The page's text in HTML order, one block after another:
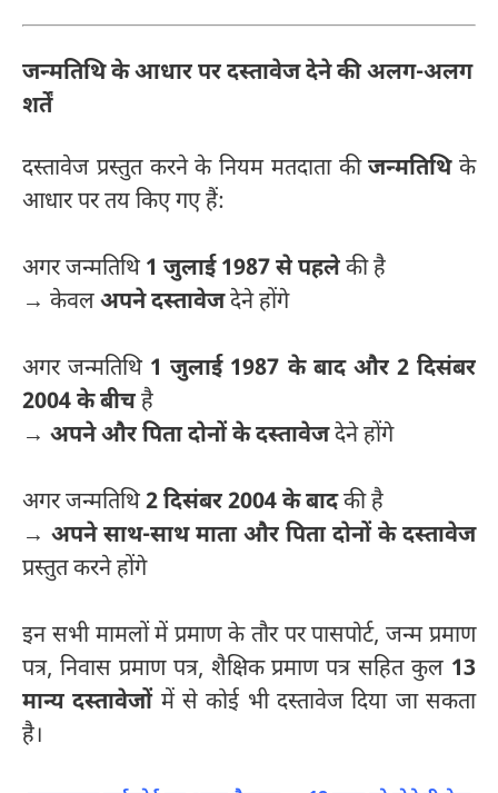
जन्मतिथि के आधार पर दस्तावेज देने की अलग-अलग
शर्तें
दस्तावेज प्रस्तुत करने के नियम मतदाता कीजन्मतिथिके
आधार पर तय किए गए हैं:
अगर जन्मतिथि1 जुलाई 1987 से पहलेकी है
→ केवलअपने दस्तावेजदेने होंगे
अगर जन्मतिथि 1 जुलाई 1987 के बाद और 2 दिसंबर
2004 के बीचहै
→ अपने और पिता दोनों के दस्तावेजदेने होंगे
अगर जन्मतिथि2 दिसंबर 2004 के बादकी है
→ अपने साथ-साथ माता और पिता दोनों के दस्तावेज
प्रस्तुत करने होंगे
इन सभी मामलों में प्रमाण के तौर पर पासपोर्ट, जन्म प्रमाण
पत्र, निवास प्रमाण पत्र, शैक्षिक प्रमाण पत्र सहित कुल 13
मान्य दस्तावेजोंमें से कोई भी दस्तावेज दिया जा सकता
है।